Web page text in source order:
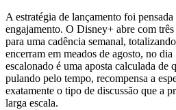
A estratégia de lançamento foi
engajamento. O Disney+ abre com
para uma cadência semanal,
encerram em meados de agosto, no
escalonado é uma aposta calculada de
pulando pelo tempo, recompensa a
exatamente o tipo de discussão que a
larga escala.